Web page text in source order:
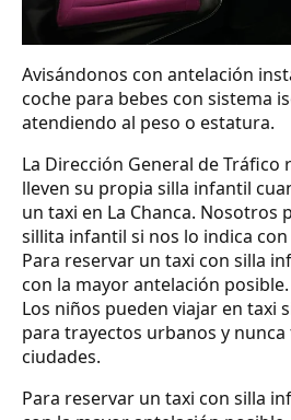
Avisándonos con antelación
coche para bebes con sistema
atendiendo al peso o estatura.
La Dirección General de Tráfico
lleven su propia silla infantil
un taxi en La Chanca. Nosotros
sillita infantil si nos lo indica
Para reservar un taxi con silla
con la mayor antelación posible.
Los niños pueden viajar en taxi
para trayectos urbanos y nunca
ciudades.
Para reservar un taxi con silla